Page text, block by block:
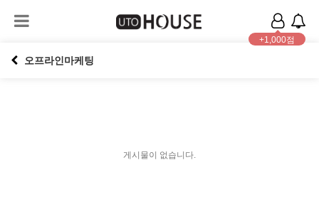
+1,000점
오프라인마케팅
게시물이 없습니다.